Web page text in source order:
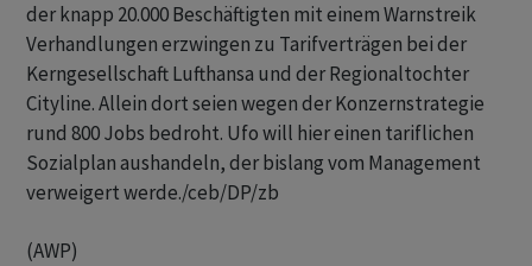
der knapp 20.000 Beschäftigten mit einem Warnstreik
Verhandlungen erzwingen zu Tarifverträgen bei der
Kerngesellschaft Lufthansa und der Regionaltochter
Cityline. Allein dort seien wegen der Konzernstrategie
rund 800 Jobs bedroht. Ufo will hier einen tariflichen
Sozialplan aushandeln, der bislang vom Management
verweigert werde./ceb/DP/zb
(AWP)